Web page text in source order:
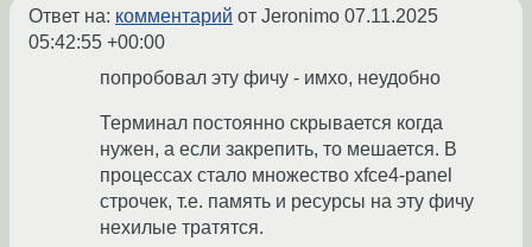
Ответ на: комментарий от Jeronimo 07.11.2025
05:42:55 +00:00
попробовал эту фичу - имхо, неудобно
Терминал постоянно скрывается когда
нужен, а если закрепить, то мешается. В
процессах стало множество xfce4-panel
строчек, т.е. память и ресурсы на эту фичу
нехилые тратятся.